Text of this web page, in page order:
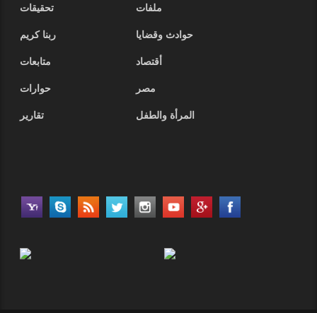
ملفات
تحقيقات
حوادث وقضايا
ربنا كريم
أقتصاد
متابعات
مصر
حوارات
المرأة والطفل
تقارير